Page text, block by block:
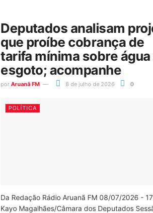
Deputados analisam
que proíbe cobrança de
tarifa mínima sobre água
esgoto; acompanhe
por Aruanã FM 8 de julho de 2026 0
POLÍTICA
Da Redação Rádio Aruanã FM 08/07/2026 -
Kayo Magalhães/Câmara dos Deputados